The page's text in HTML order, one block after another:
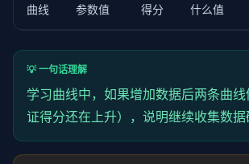
    status =
"过拟合" gap > 0.05
    print(
f"{label:<12}
print( f"\n最优 max_depth:
print(f"最高验证得分:
曲线
参数值
得分
什么值
💡 一句话理解
学习曲线中，如果增加数据后两条曲
证得分还在上升），说明继续收集数据